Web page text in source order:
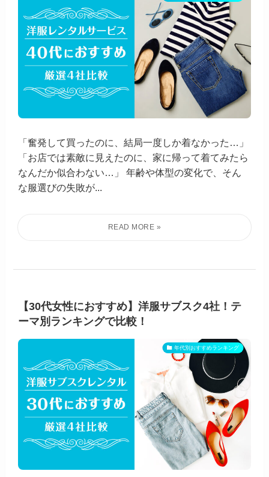
「奮発して買ったのに、結局一度しか着なかった…」
「お店では素敵に見えたのに、家に帰って着てみたら
なんだか似合わない…」 年齢や体型の変化で、そん
な服選びの失敗が...
【30代女性におすすめ】洋服サブスク4社！テ
ーマ別ランキングで比較！
年代別おすすめランキング